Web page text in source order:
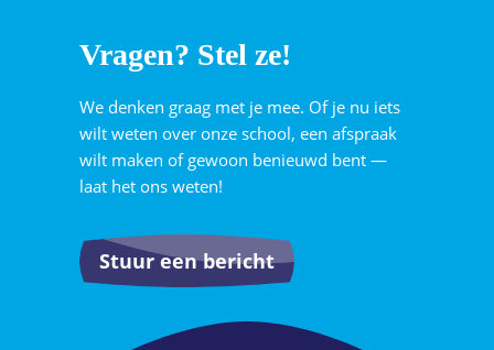
Vragen? Stel ze!
We denken graag met je mee. Of je nu iets
wilt weten over onze school, een afspraak
wilt maken of gewoon benieuwd bent —
laat het ons weten!
Stuur een bericht